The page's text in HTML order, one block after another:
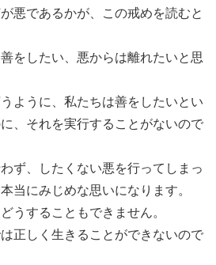
悪であるかが、この戒めを読むと
をしたい、悪からは離れたいと思
ように、私たちは善をしたいとい
、それを実行することがないので
ず、したくない悪を行ってしまっ
当にみじめな思いになります。
うすることもできません。
正しく生きることができないので